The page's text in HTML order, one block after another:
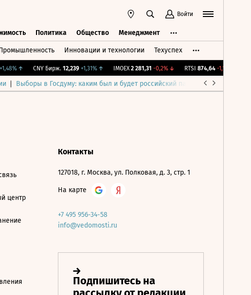
Войти
Политика Общество Менеджмент
Инновации и технологии Техуспех
↑ CNY Бирж. 12,239 +1,31%↑ IMOEX 2 281,31 -0,2%↓ RTSI 874,64 -1,12%
Выборы в Госдуму: каким был и будет российский парламент
центр
Контакты
127018, г. Москва, ул. Полковая, д. 3, стр. 1
На карте
+7 495 956-34-58
info@vedomosti.ru